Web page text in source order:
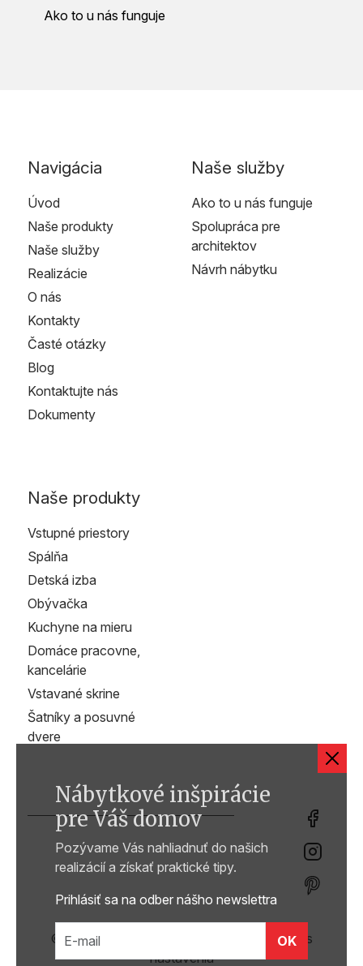
Nábytkové inšpirácie
pre Váš domov
Pozývame Vás nahliadnuť do našich
realizácií a získať praktické tipy.
Prihlásiť sa na odber nášho newslettra
OK
Ako to u nás funguje
Navigácia
Úvod
Naše produkty
Naše služby
Realizácie
O nás
Kontakty
Časté otázky
Blog
Kontaktujte nás
Dokumenty
Naše služby
Ako to u nás funguje
Spolupráca pre
architektov
Návrh nábytku
Naše produkty
Vstupné priestory
Spálňa
Detská izba
Obývačka
Kuchyne na mieru
Domáce pracovne,
kancelárie
Vstavané skrine
Šatníky a posuvné
dvere
© 2026 ZAMA interiér s.r.o. /
Zmeniť cookies
nastavenia